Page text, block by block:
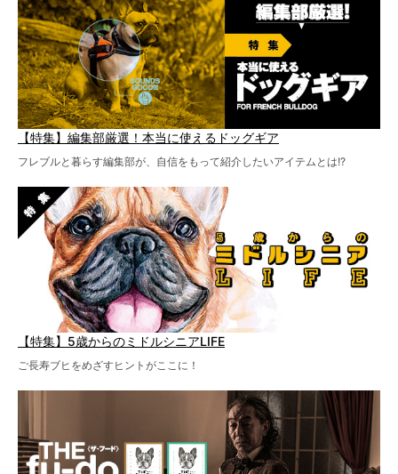
【特集】編集部厳選！本当に使えるドッグギア
フレブルと暮らす編集部が、自信をもって紹介したいアイテムとは!?
【特集】5歳からのミドルシニアLIFE
ご長寿ブヒをめざすヒントがここに！